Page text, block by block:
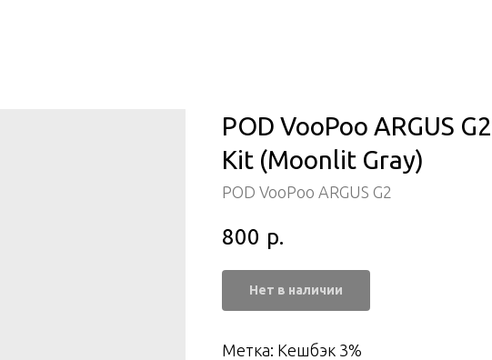
POD VooPoo ARGUS
Kit (Moonlit Gray)
POD VooPoo ARGUS G2
800 р.
Нет в наличии
Метка: Кешбэк 3%